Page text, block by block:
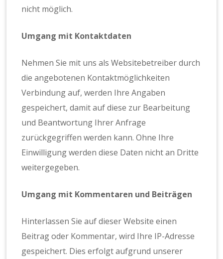
nicht möglich.
Umgang mit Kontaktdaten
Nehmen Sie mit uns als Websitebetreiber durch
die angebotenen Kontaktmöglichkeiten
Verbindung auf, werden Ihre Angaben
gespeichert, damit auf diese zur Bearbeitung
und Beantwortung Ihrer Anfrage
zurückgegriffen werden kann. Ohne Ihre
Einwilligung werden diese Daten nicht an Dritte
weitergegeben.
Umgang mit Kommentaren und Beiträgen
Hinterlassen Sie auf dieser Website einen
Beitrag oder Kommentar, wird Ihre IP-Adresse
gespeichert. Dies erfolgt aufgrund unserer